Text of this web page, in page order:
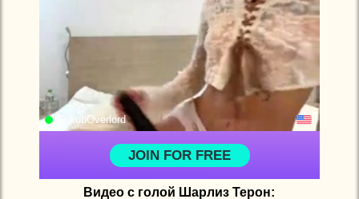
Видео с голой Шарлиз Терон: